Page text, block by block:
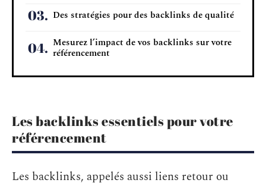
Des stratégies pour des backlinks de qualité
Mesurez l’impact de vos backlinks sur votre
référencement
Les backlinks essentiels pour votre
référencement
Les backlinks, appelés aussi liens retour ou